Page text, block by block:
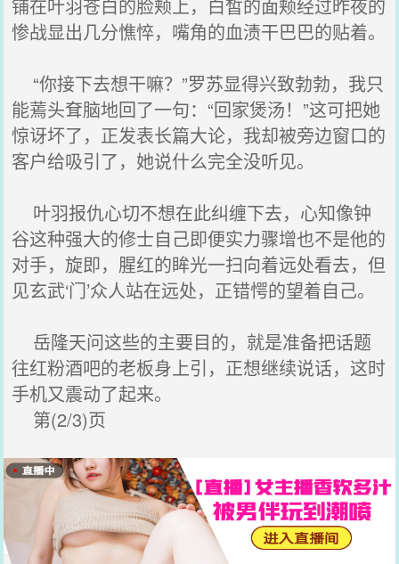
铺在叶羽苍白的脸颊上，白皙的面颊经过昨夜的
惨战显出几分憔悴，嘴角的血渍干巴巴的贴着。
“你接下去想干嘛？”罗苏显得兴致勃勃，我只
能蔫头耷脑地回了一句：“回家煲汤！”这可把她
惊讶坏了，正发表长篇大论，我却被旁边窗口的
客户给吸引了，她说什么完全没听见。
叶羽报仇心切不想在此纠缠下去，心知像钟
谷这种强大的修士自己即便实力骤增也不是他的
对手，旋即，腥红的眸光一扫向着远处看去，但
见玄武‘门’众人站在远处，正错愕的望着自己。
岳隆天问这些的主要目的，就是准备把话题
往红粉酒吧的老板身上引，正想继续说话，这时
手机又震动了起来。
第(2/3)页